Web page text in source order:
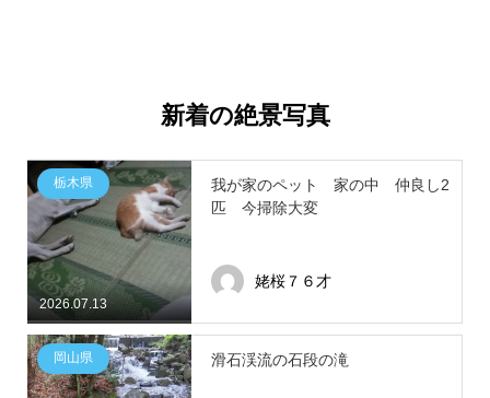
新着の絶景写真
2026.07.13
栃木県
我が家のペット 家の中 仲良し2
匹 今掃除大変
姥桜７６才
岡山県 滑石渓流の石段の滝